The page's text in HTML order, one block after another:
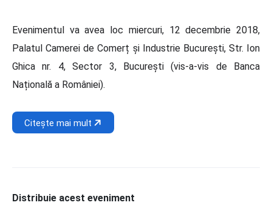
Evenimentul va avea loc miercuri, 12 decembrie 2018,
Palatul Camerei de Comerț și Industrie București, Str. Ion
Ghica nr. 4, Sector 3, București (vis-a-vis de Banca
Națională a României).
Citește mai mult
Distribuie acest eveniment